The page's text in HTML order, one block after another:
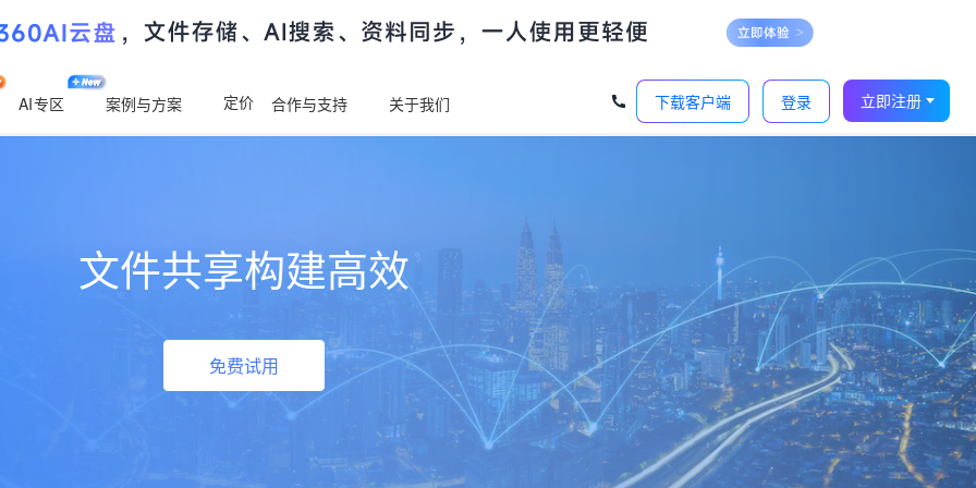
AI专区 案例与方案 定价 合作与支持 关于我们 下载客户端 登录 立即注册
文件共享构建高效
免费试用